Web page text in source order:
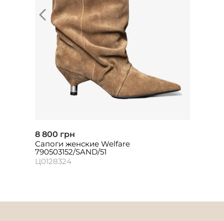
8 800 грн
Сапоги женские Welfare
790503152/SAND/51
Ц0128324